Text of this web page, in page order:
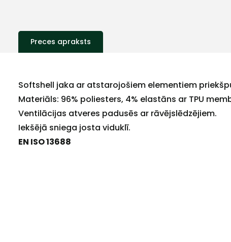
Preces apraksts
Softshell jaka ar atstarojošiem elementiem
Materiāls: 96% poliesters, 4% elastāns ar TPU
Ventilācijas atveres padusēs ar rāvējslēdzējiem.
Iekšējā sniega josta viduklī.
EN ISO 13688